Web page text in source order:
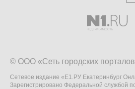
© ООО «Сеть городских
Сетевое издание «Е1.РУ Екатеринбург
Зарегистрировано Федеральной службой